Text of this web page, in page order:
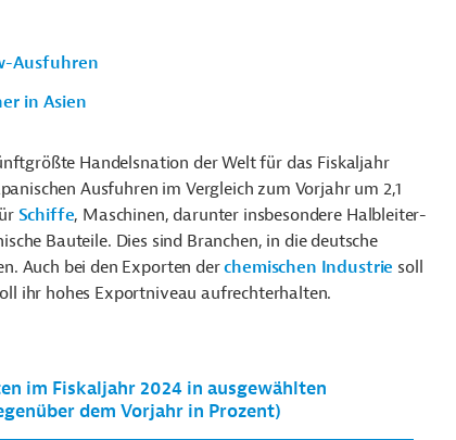
Ausfuhren
in Asien
Handelsnation der Welt für das Fiskaljahr
Ausfuhren im Vergleich zum Vorjahr um 2,1
Schiffe, Maschinen, darunter insbesondere Halbleiter-
Bauteile. Dies sind Branchen, in die deutsche
Auch bei den Exporten derchemischen Industrie soll
ihr hohes Exportniveau aufrechterhalten.